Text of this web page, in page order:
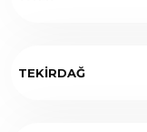
TEKİRDAĞ